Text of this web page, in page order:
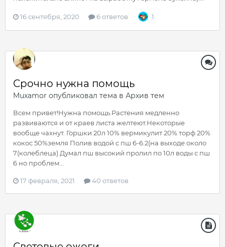
16 сентября, 2020 6 ответов 1
Срочно нужна помощь
Muxamor опубликовал тема в Архив тем
Всем привет!Нужна помощь.Растения медленно
развиваются и от краев листа желтеют.Некоторые
вообще чахнут. Горшки 20л 10% вермикулит 20% торф 20%
кокос 50%земля Полив водой с пш 6-6.2(на выходе около
7(колеблеца) Думал пш высокий пролил по 10л воды с пш
6 но проблем...
17 февраля, 2021 40 ответов